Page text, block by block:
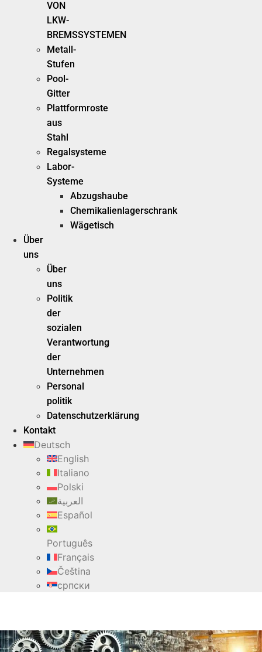
VON
LKW-
BREMSSYSTEMEN
Metall-
Stufen
Pool-
Gitter
Plattformroste
aus
Stahl
Regalsysteme
Labor-
Systeme
Abzugshaube
Chemikalienlagerschrank
Wägetisch
Über
uns
Über
uns
Politik
der
sozialen
Verantwortung
der
Unternehmen
Personal
politik
Datenschutzerklärung
Kontakt
Deutsch
English
Italiano
Polski
العربية
Español
Português
Français
Čeština
српски